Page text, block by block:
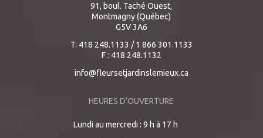
91, boul. Taché Ouest,
Montmagny (Québec)
G5V 3A6
T: 418 248.1133 / 1 866 301.1133
F : 418 248.1132
info@fleursetjardinslemieux.ca
HEURES D’OUVERTURE
Lundi au mercredi : 9 h à 17 h